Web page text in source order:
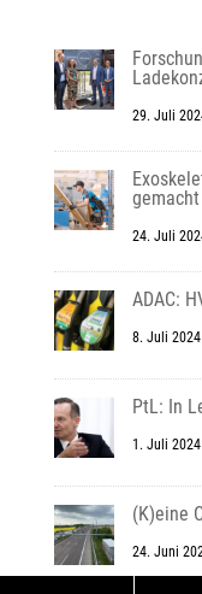
29. Juli
gemacht
24. Juli
ADAC:
8. Juli 2024|
PtL: In
1. Juli 2024|
(K)eine
24. Juni